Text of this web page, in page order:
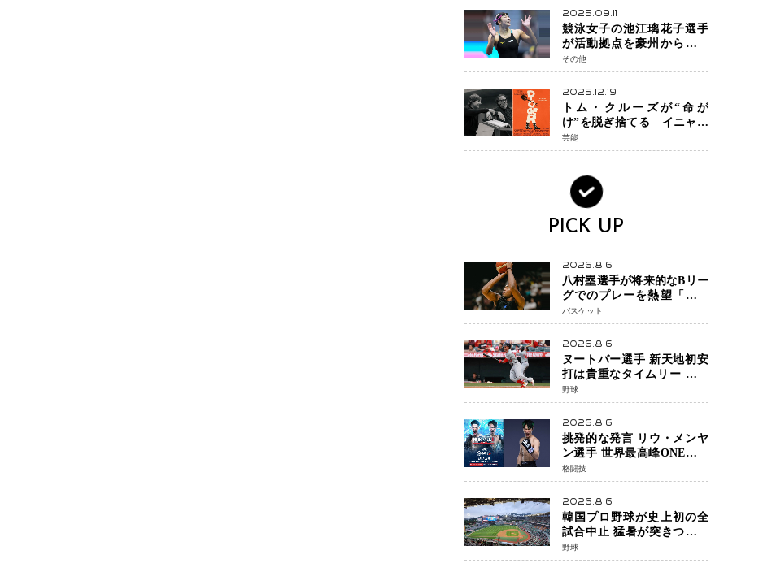
2025.09.11
競泳女子の池江璃花子選手
が活動拠点を豪州から日本
へ！ 豪州での挑戦を糧に、
28年ロサンゼルス五輪へ再
始動
その他
2025.12.19
トム・クルーズが“命が
け”を脱ぎ捨てる―イニャリ
トゥ監督と挑む前代未聞の
大惨事コメディ「DIGGER
芸能
PICK UP
2026.8.6
八村塁選手が将来的なBリー
グでのプレーを熱望「一つ
の夢ですね」スター帰還が
リーグ価値を押し上げる可
能性
バスケット
2026.8.6
ヌートバー選手 新天地初安
打は貴重なタイムリー 本拠
地ファンが大歓声 笑顔で歓
喜
野球
2026.8.6
挑発的な発言 リウ・メンヤ
ン選手 世界最高峰ONEで浮
き彫りになる 日本キックボ
クシングが直面する“技術
戦”の現在地
格闘技
2026.8.6
韓国プロ野球が史上初の全
試合中止 猛暑が突きつけた
「屋外スポーツの限界」 日
本発のドーム型施設時代へ
野球